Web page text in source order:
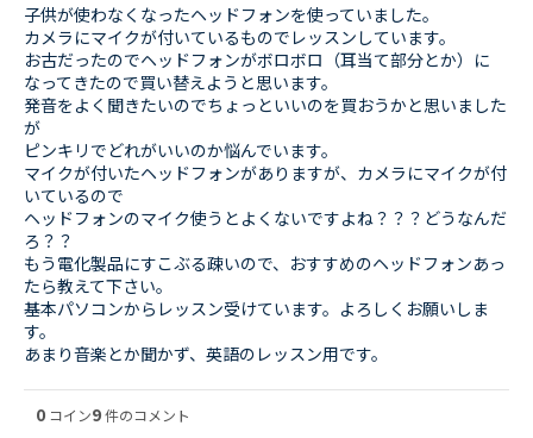
子供が使わなくなったヘッドフォンを使っていました。
カメラにマイクが付いているものでレッスンしています。
お古だったのでヘッドフォンがボロボロ（耳当て部分とか）に
なってきたので買い替えようと思います。
発音をよく聞きたいのでちょっといいのを買おうかと思いました
が
ピンキリでどれがいいのか悩んでいます。
マイクが付いたヘッドフォンがありますが、カメラにマイクが付
いているので
ヘッドフォンのマイク使うとよくないですよね？？？どうなんだ
ろ？？
もう電化製品にすこぶる疎いので、おすすめのヘッドフォンあっ
たら教えて下さい。
基本パソコンからレッスン受けています。よろしくお願いしま
す。
あまり音楽とか聞かず、英語のレッスン用です。
0 コイン9件のコメント